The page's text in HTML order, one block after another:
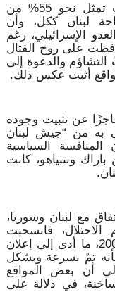
وأوضح أن هذه المنطقة المحتلة كانت تمثل نحو 55% من
من مساحة لبنان ككل، وأن
الإسرائيلي، رغم
على روح القتال
والدعوة إلى
أثبت عكس ذلك.
عن تثبيت وجوده
به من “جيش لبنان
المنافسة السياسية
قبيل انتخابات 2000، بين باراك ونتنياهو، كانت
مع لبنان وسوريا،
فانسحبت
إسرائيل من جنوب لبنان في 24 مايو 2000، ما أدى إلى إعلان
بأنه تمّ بسرعة وبشكل
أن بعض المواقع
في دلالة على